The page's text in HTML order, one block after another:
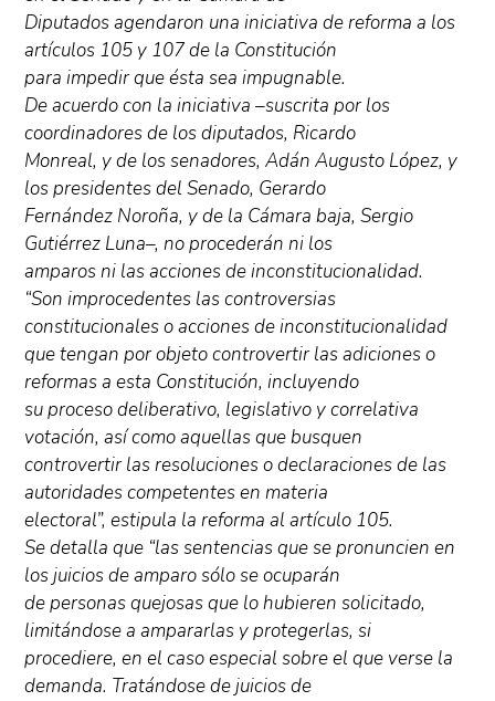
Diputados agendaron una iniciativa de reforma a los
artículos 105 y 107 de la Constitución
para impedir que ésta sea impugnable.
De acuerdo con la iniciativa –suscrita por los
coordinadores de los diputados, Ricardo
Monreal, y de los senadores, Adán Augusto López, y
los presidentes del Senado, Gerardo
Fernández Noroña, y de la Cámara baja, Sergio
Gutiérrez Luna–, no procederán ni los
amparos ni las acciones de inconstitucionalidad.
“Son improcedentes las controversias
constitucionales o acciones de inconstitucionalidad
que tengan por objeto controvertir las adiciones o
reformas a esta Constitución, incluyendo
su proceso deliberativo, legislativo y correlativa
votación, así como aquellas que busquen
controvertir las resoluciones o declaraciones de las
autoridades competentes en materia
electoral”, estipula la reforma al artículo 105.
Se detalla que “las sentencias que se pronuncien en
los juicios de amparo sólo se ocuparán
de personas quejosas que lo hubieren solicitado,
limitándose a ampararlas y protegerlas, si
procediere, en el caso especial sobre el que verse la
demanda. Tratándose de juicios de